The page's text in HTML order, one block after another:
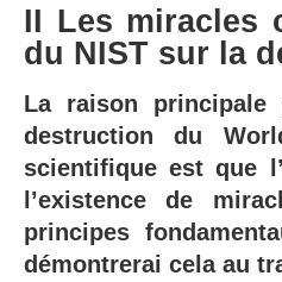
II Les miracles
du NIST sur la
La raison
destruction du
scientifique est que
l’existence de
principes
démontrerai cela au